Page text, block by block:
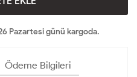
Pazartesi günü kargoda.
Ödeme Bilgileri